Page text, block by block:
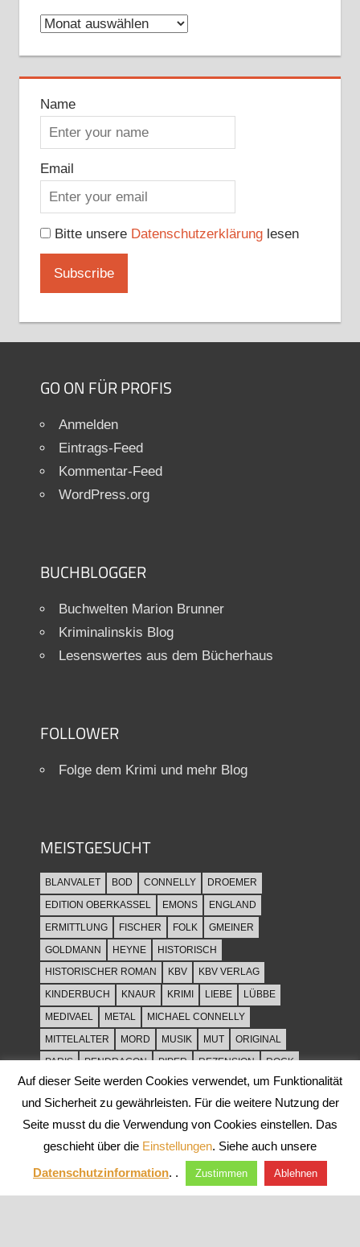
Archive
Name
Email
Bitte unsere Datenschutzerklärunglesen
GO ON FÜR PROFIS
Anmelden
Eintrags-Feed
Kommentar-Feed
WordPress.org
BUCHBLOGGER
Buchwelten Marion Brunner
Kriminalinskis Blog
Lesenswertes aus dem Bücherhaus
FOLLOWER
Folge dem Krimi und mehr Blog
MEISTGESUCHT
BLANVALET BOD CONNELLY
DROEMER
EDITION OBERKASSEL
EMONS
ENGLAND
ERMITTLUNG
FISCHER FOLK
GMEINER
GOLDMANN
HEYNE
HISTORISCH
HISTORISCHER ROMAN
KBV
KBV VERLAG
KINDERBUCH
KNAUR KRIMI LIEBE
LÜBBE
MEDIVAEL
METAL
MICHAEL CONNELLY
MITTELALTER
MORD MUSIK MUT
ORIGINAL
PARIS
PENDRAGON PIPER REZENSION
ROCK
ROCKMUSIK
ROMAN ROWOHLT
SACHBUCH
SPANNUNG
SYLT THRILLER TOD
ULLSTEIN
WEIHNACHT
Auf dieser Seite werden Cookies verwendet, um Funktionalität
und Sicherheit zu gewährleisten. Für die weitere Nutzung der
Seite musst du die Verwendung von Cookies einstellen. Das
geschieht über die Einstellungen. Siehe auch unsere
Datenschutzinformation. . Zustimmen Ablehnen